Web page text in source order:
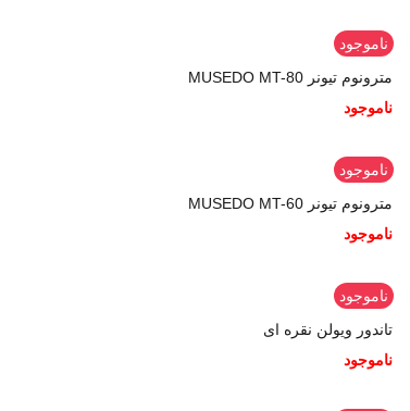
ناموجود
مترونوم تیونر MUSEDO MT-80
ناموجود
ناموجود
مترونوم تیونر MUSEDO MT-60
ناموجود
ناموجود
تاندور ویولن نقره ای
ناموجود